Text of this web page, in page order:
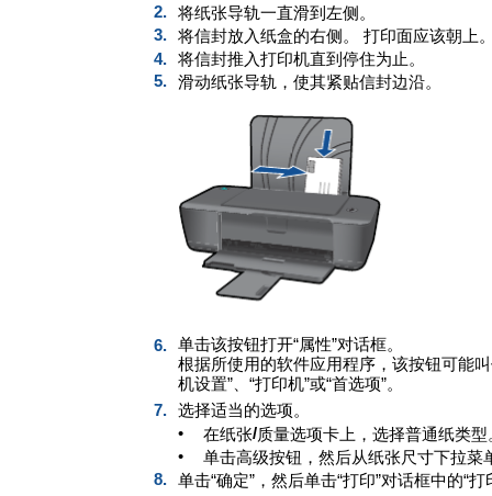
2. 将纸张导轨一直滑到左侧。
3. 将信封放入纸盒的右侧。
打印面应该朝上
4. 将信封推入打印机直到停住为止。
5. 滑动纸张导轨，使其紧贴信封边沿。
6. 单击该按钮打开“属性”对话框。
根据所使用的软件应用程序，该按钮可能叫
机设置”、“打印机”或“首选项”。
7. 选择适当的选项。
•
在纸张/质量选项卡上，选择普通纸类型
•
单击高级按钮，然后从纸张尺寸下拉菜
8. 单击“确定”，然后单击“打印”对话框中的“打